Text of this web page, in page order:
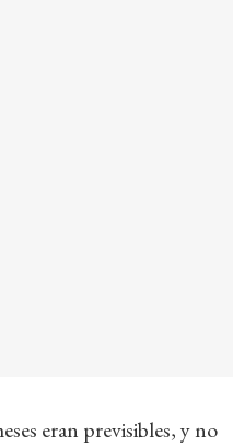
eran previsibles, y no